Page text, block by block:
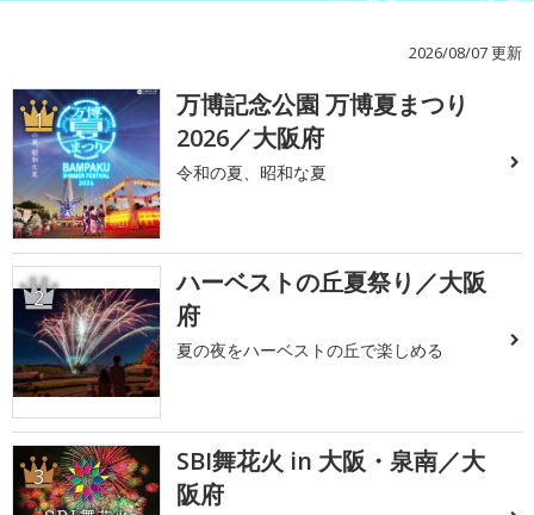
2026/08/07 更新
1
万博記念公園 万博夏まつり
2026／大阪府
令和の夏、昭和な夏
2
ハーベストの丘夏祭り／大阪
府
夏の夜をハーベストの丘で楽しめる
3
SBI舞花火 in 大阪・泉南／大
阪府